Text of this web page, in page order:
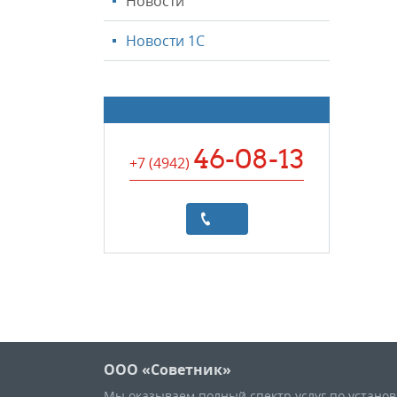
Новости 1С
+7 (4942) 46-08-13
ООО «Советник»